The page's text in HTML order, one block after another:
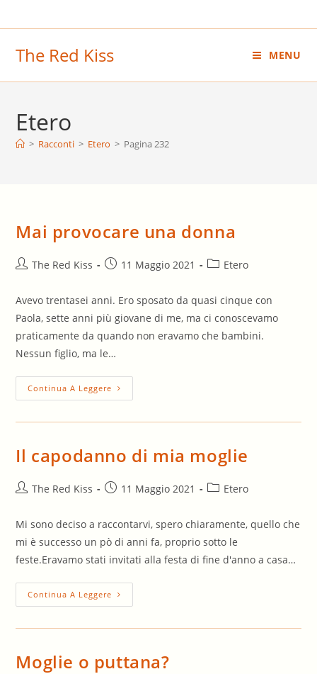
al
The Red Kiss MENU
Etero
> Racconti > Etero > Pagina 232
Mai provocare una donna
AutoreThe Red Kiss
Articolo11 Maggio 2021
Categoria
Etero
Avevo trentasei anni. Ero sposato da quasi cinque con
Paola, sette anni più giovane di me, ma ci conoscevamo
praticamente da quando non eravamo che bambini.
Nessun figlio, ma le…
Continua A Leggere Mai
Provocare
Il capodanno di mia moglie
AutoreThe Red Kiss
Articolo11 Maggio 2021
Categoria
Etero
Mi sono deciso a raccontarvi, spero chiaramente, quello che
mi è successo un pò di anni fa, proprio sotto le
feste.Eravamo stati invitati alla festa di fine d'anno a casa…
Continua A Leggere Il
Capodanno
Moglie o puttana?